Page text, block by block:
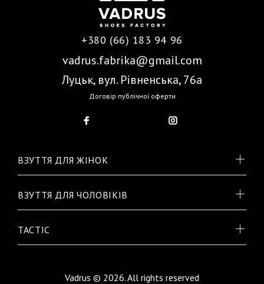
+380 (66) 183 94 96
vadrus.fabrika@gmail.com
Луцьк, вул. Рівненська, 76а
Договір публічної оферти
ВЗУТТЯ ДЛЯ ЖІНОК
ВЗУТТЯ ДЛЯ ЧОЛОВІКІВ
TACTIC
Vadrus © 2026. All rights reserved